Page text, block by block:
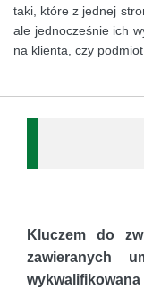
taki, które z jednej
ale jednocześnie ich
na klienta, czy podmiot
Kluczem do
zawieranych